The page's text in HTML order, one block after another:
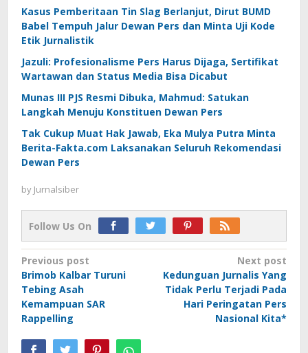
Kasus Pemberitaan Tin Slag Berlanjut, Dirut BUMD
Babel Tempuh Jalur Dewan Pers dan Minta Uji Kode
Etik Jurnalistik
Jazuli: Profesionalisme Pers Harus Dijaga, Sertifikat
Wartawan dan Status Media Bisa Dicabut
Munas III PJS Resmi Dibuka, Mahmud: Satukan
Langkah Menuju Konstituen Dewan Pers
Tak Cukup Muat Hak Jawab, Eka Mulya Putra Minta
Berita-Fakta.com Laksanakan Seluruh Rekomendasi
Dewan Pers
by Jurnalsiber
Follow Us On
Post
navigation
Previous post
Brimob Kalbar Turuni
Tebing Asah
Kemampuan SAR
Rappelling
Next post
Kedunguan Jurnalis Yang
Tidak Perlu Terjadi Pada
Hari Peringatan Pers
Nasional Kita*